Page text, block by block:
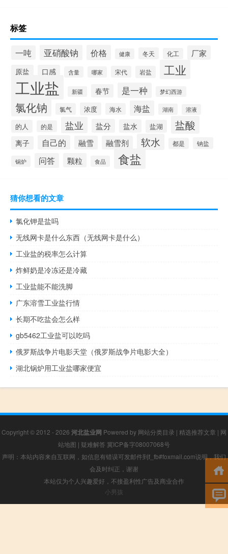
标签
一吨 亚硝酸钠 价格 健康 冬天 化工 厂家
原盐 口感 含量 哪家 宋代 岩盐 工业
工业盐 新疆 春节 是一种 梦幻西游
氯化钠 氯气 浓度 海水 海盐 湖南 溶液
的人 的是 盐业 盐分 盐水 盐湖 盐酸
离子 自己的 融雪 融雪剂 软水 都是 钠盐
锅炉 问答 颗粒 食品 食盐
猜你想看的文章
氯化钾是盐吗
无线网卡是什么东西（无线网卡是什么）
工业盐的税率怎么计算
炸鲜奶是冷冻还是冷藏
工业盐能不能洗脚
广东溶雪工业盐行情
长期不吃盐会怎么样
gb5462工业盐可以吃吗
俄罗斯战争片电影天堂（俄罗斯战争片电影大全）
湖北锅炉用工业盐哪家便宜
Copyright © 2012 - 2026 河北盐业网 Powered by 网站分类目录 | 精选推荐文章 | 网
站地图 | 疑难解答 冀ICP备字08007068号
声明：本站内容来自互联网，如信息有错误可发邮件到f_fb#foxmail.com说明，我们
会及时纠正，谢谢
本站仅为个人兴趣爱好，不接盈利性广告及商业合作
小男孩